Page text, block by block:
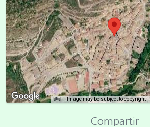
Image may be subject to copyright
Compartir